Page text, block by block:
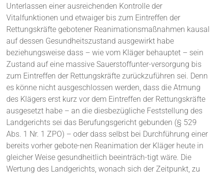
Unterlassen einer ausreichenden Kontrolle der
Vitalfunktionen und etwaiger bis zum Eintreffen der
Rettungskräfte gebotener Reanimationsmaßnahmen kausal
auf dessen Gesundheitszustand ausgewirkt habe
beziehungsweise dass – wie vom Kläger behauptet – sein
Zustand auf eine massive Sauerstoffunter-versorgung bis
zum Eintreffen der Rettungskräfte zurückzuführen sei. Denn
es könne nicht ausgeschlossen werden, dass die Atmung
des Klägers erst kurz vor dem Eintreffen der Rettungskräfte
ausgesetzt habe – an die diesbezügliche Feststellung des
Landgerichts sei das Berufungsgericht gebunden (§ 529
Abs. 1 Nr. 1 ZPO) – oder dass selbst bei Durchführung einer
bereits vorher gebote-nen Reanimation der Kläger heute in
gleicher Weise gesundheitlich beeinträch-tigt wäre. Die
Wertung des Landgerichts, wonach sich der Zeitpunkt, zu